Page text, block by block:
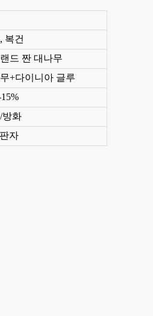
데크 난
닥재 나무
복건
드 짠 대나무
+다이니아 글루
방화
자